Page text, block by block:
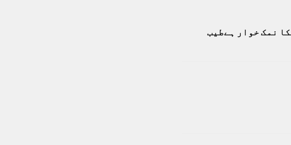
نمک خوار ہےطیب